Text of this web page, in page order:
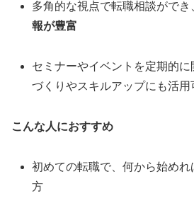
多角的な視点で転職相談ができ
報が豊富
セミナーやイベントを定期的
づくりやスキルアップにも活用
こんな人におすすめ
初めての転職で、何から始め
方